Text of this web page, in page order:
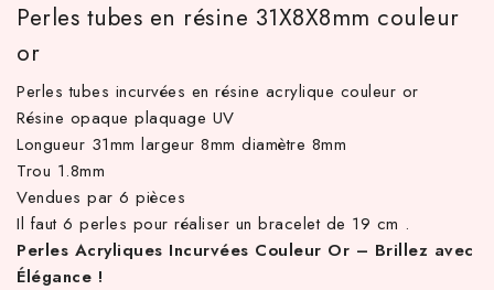
d'achat hors frais de port en France métropolitaine ! À
Perles tubes en résine 31X8X8mm couleur
or
Perles tubes incurvées en résine acrylique couleur or
Résine opaque plaquage UV
Longueur 31mm largeur 8mm diamètre 8mm
Trou 1.8mm
Vendues par 6 pièces
Il faut 6 perles pour réaliser un bracelet de 19 cm .
Perles Acryliques Incurvées Couleur Or – Brillez avec
Élégance !